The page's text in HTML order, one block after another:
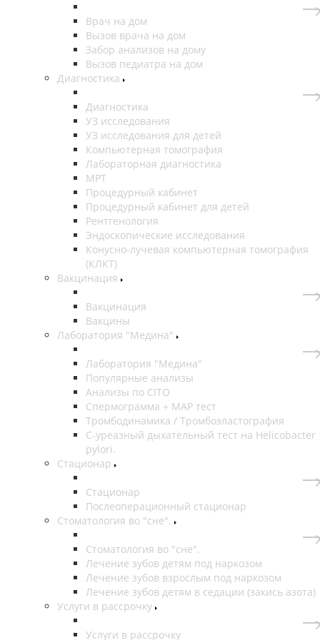
Врач на дом
Вызов врача на дом
Забор анализов на дому
Вызов педиатра на дом
Диагностика
Диагностика
УЗ исследования
УЗ исследования для детей
Компьютерная томография
Лабораторная диагностика
МРТ
Процедурный кабинет
Процедурный кабинет для детей
Рентгенология
Эндоскопические исследования
Конусно-лучевая компьютерная томография
(КЛКТ)
Вакцинация
Вакцинация
Вакцины
Лаборатория "Медина"
Лаборатория "Медина"
Популярные анализы
Анализы по CITO
Спермограмма + МАР тест
Тромбодинамика / Тромбоэластография
С-уреазный дыхательный тест на Helicobacter
pylori.
Стационар
Стационар
Послеоперационный стационар
Стоматология во "сне".
Стоматология во "сне".
Лечение зубов детям под наркозом
Лечение зубов взрослым под наркозом
Лечение зубов детям в седации (закись азота)
Услуги в рассрочку
Услуги в рассрочку